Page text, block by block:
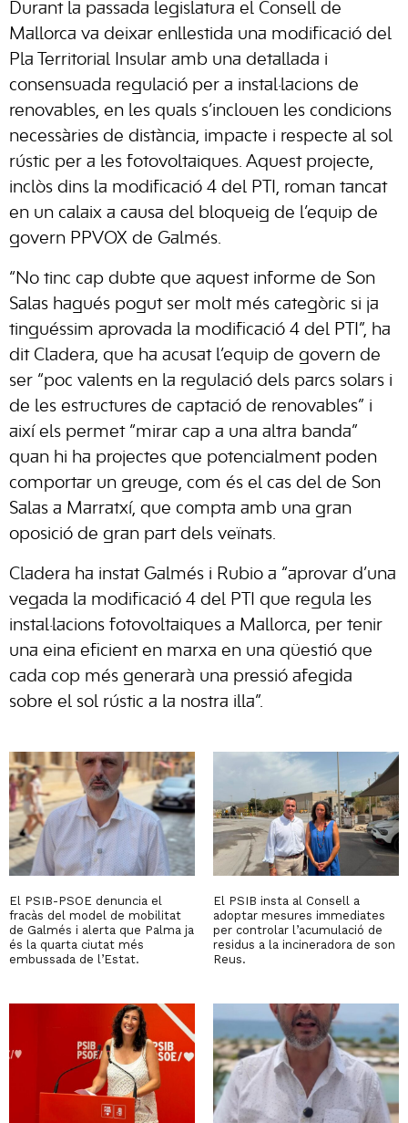
Durant la passada legislatura el Consell de
Mallorca va deixar enllestida una modificació del
Pla Territorial Insular amb una detallada i
consensuada regulació per a instal·lacions de
renovables, en les quals s’inclouen les condicions
necessàries de distància, impacte i respecte al sol
rústic per a les fotovoltaiques. Aquest projecte,
inclòs dins la modificació 4 del PTI, roman tancat
en un calaix a causa del bloqueig de l’equip de
govern PPVOX de Galmés.
“No tinc cap dubte que aquest informe de Son
Salas hagués pogut ser molt més categòric si ja
tinguéssim aprovada la modificació 4 del PTI”, ha
dit Cladera, que ha acusat l’equip de govern de
ser “poc valents en la regulació dels parcs solars i
de les estructures de captació de renovables” i
així els permet “mirar cap a una altra banda”
quan hi ha projectes que potencialment poden
comportar un greuge, com és el cas del de Son
Salas a Marratxí, que compta amb una gran
oposició de gran part dels veïnats.
Cladera ha instat Galmés i Rubio a “aprovar d’una
vegada la modificació 4 del PTI que regula les
instal·lacions fotovoltaiques a Mallorca, per tenir
una eina eficient en marxa en una qüestió que
cada cop més generarà una pressió afegida
sobre el sol rústic a la nostra illa”.
El PSIB-PSOE denuncia el
fracàs del model de mobilitat
de Galmés i alerta que Palma ja
és la quarta ciutat més
embussada de l’Estat.
El PSIB insta al Consell a
adoptar mesures immediates
per controlar l’acumulació de
residus a la incineradora de son
Reus.